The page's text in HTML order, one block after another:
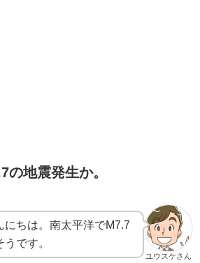
の地震発生か。
ユウスケさん
にちは。南太平洋でM7.7
です。